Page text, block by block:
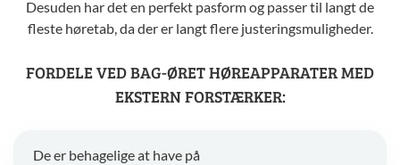
Desuden har det en perfekt pasform og passer til langt de
fleste høretab, da der er langt flere justeringsmuligheder.
FORDELE VED BAG-ØRET HØREAPPARATER MED
EKSTERN FORSTÆRKER:
De er behagelige at have på